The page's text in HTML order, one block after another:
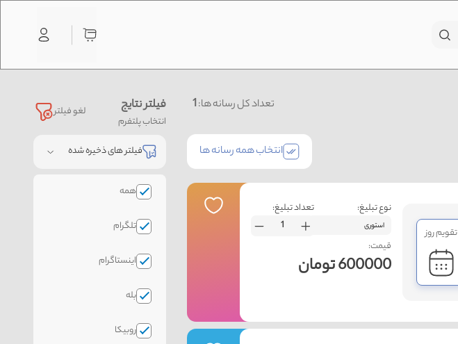
لغو فیلتر فیلتر نتایج
انتخاب پلتفرم
فیلتر های ذخیره شده
همه
تلگرام
اینستاگرام
بله
روبیکا
تعداد کل رسانه ها:1
انتخاب همه رسانه ها
نوع تبلیغ:
استوری
تعداد تبلیغ:
قیمت:
600000 تومان
تقویم روز